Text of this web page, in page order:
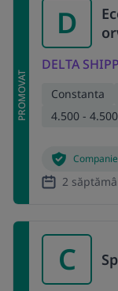
PROMOVAT
D
DELTA
Constanta
4.500 - 4.500
2
C